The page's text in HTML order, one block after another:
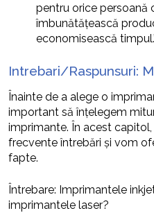
pentru orice persoană
îmbunătățească
economisească
Intrebari/Raspunsuri:
Înainte de a alege o
important să înțelegem
imprimante. În acest
frecvente întrebări și vom
fapte.
Întrebare: Imprimantele
imprimantele laser?